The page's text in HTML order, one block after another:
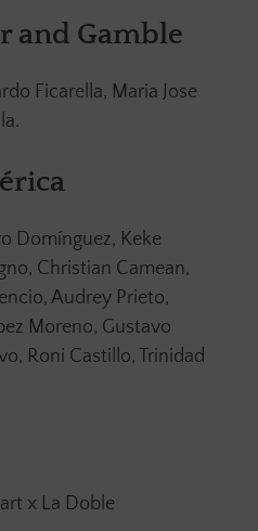
and Gamble
Ficarella, Maria Jose
Domínguez, Keke
Christian Camean,
Audrey Prieto,
Moreno, Gustavo
Roni Castillo, Trinidad
x La Doble